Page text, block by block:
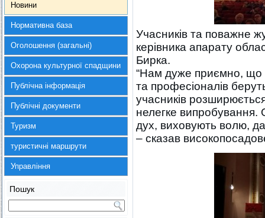
Новини
Нормативна база
Оголошення (загальні)
Охорона культурної спадщини
Публічна інформація
Публічні документи
Туризм
туристичні маршрути
Управління
Пошук
Учасників та поважне
керівника апарату
Бирка.
“Нам дуже приємно, що
та професіоналів
учасників
нелегке випробування.
дух, виховують волю,
– сказав